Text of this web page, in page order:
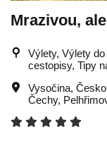
Mrazivou,
Výlety, Výlety
cestopisy, Tipy
Vysočina,
Čechy,